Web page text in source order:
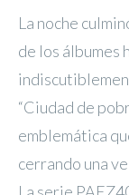
La noche
de los álbumes
“Ciudad de
emblemática
cerrando una